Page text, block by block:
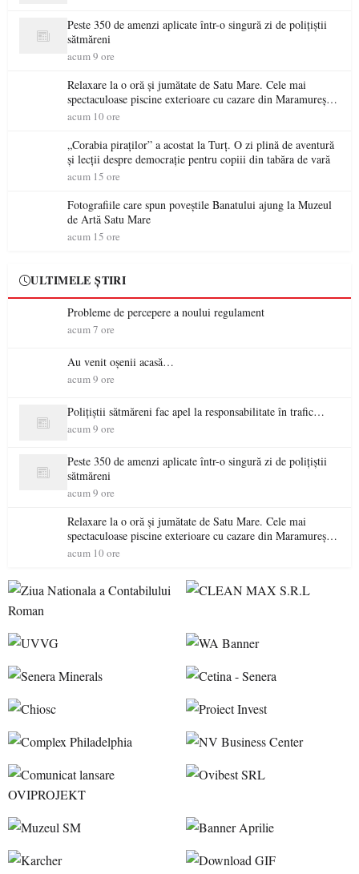
Peste 350 de amenzi aplicate într-o singură zi de polițiștii
sătmăreni
acum 9 ore
Relaxare la o oră și jumătate de Satu Mare. Cele mai
spectaculoase piscine exterioare cu cazare din Maramureș,
ideale pentru o escapadă de vară
acum 10 ore
„Corabia piraților” a acostat la Turț. O zi plină de aventură
și lecții despre democrație pentru copiii din tabăra de vară
acum 15 ore
Fotografiile care spun poveștile Banatului ajung la Muzeul
de Artă Satu Mare
acum 15 ore
ULTIMELE ȘTIRI
Probleme de percepere a noului regulament
acum 7 ore
Au venit oșenii acasă…
acum 9 ore
Polițiștii sătmăreni fac apel la responsabilitate în trafic…
acum 9 ore
Peste 350 de amenzi aplicate într-o singură zi de polițiștii
sătmăreni
acum 9 ore
Relaxare la o oră și jumătate de Satu Mare. Cele mai
spectaculoase piscine exterioare cu cazare din Maramureș,
ideale pentru o escapadă de vară
acum 10 ore